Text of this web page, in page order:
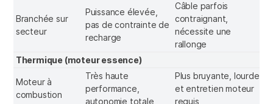
Branchée sur
secteur
Puissance élevée,
pas de contrainte de
recharge
Câble parfois
contraignant,
nécessite une
rallonge
Thermique (moteur essence)
Moteur à
combustion
Très haute
performance,
autonomie totale
Plus bruyante, lourde
et entretien moteur
requis